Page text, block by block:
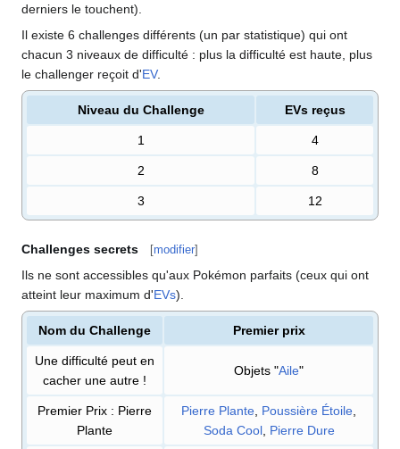
derniers le touchent).
Il existe 6 challenges différents (un par statistique) qui ont
chacun 3 niveaux de difficulté : plus la difficulté est haute, plus
le challenger reçoit d'EV.
Niveau du Challenge EVs reçus
1 4
2 8
3 12
Challenges secrets [modifier]
Ils ne sont accessibles qu'aux Pokémon parfaits (ceux qui ont
atteint leur maximum d'EVs).
Nom du Challenge Premier prix
Une difficulté peut en
cacher une autre !
Objets "Aile"
Premier Prix : Pierre
Plante
Pierre Plante Poussière Étoile
Soda Cool, Pierre Dure